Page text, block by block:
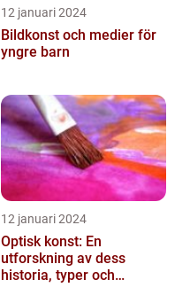
12 januari 2024
Bildkonst och medier för
yngre barn
12 januari 2024
Optisk konst: En
utforskning av dess
historia, typer och